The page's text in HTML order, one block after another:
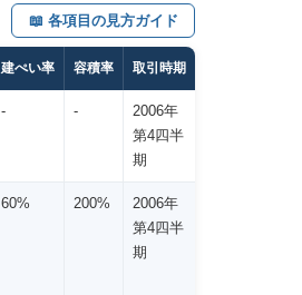
📖 各項目の見方ガイド
建ぺい率 容積率 取引時期
- -
2006年
第4四半
期
60% 200%
2006年
第4四半
期